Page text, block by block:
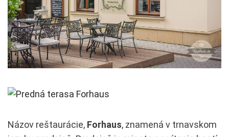
Názov reštaurácie, Forhaus, znamená v trnavskom